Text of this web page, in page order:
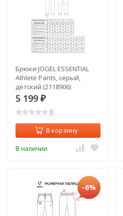
Брюки JOGEL ESSENTIAL
Athlete Pants, серый,
детский (2118906)
5 199 ₽
0
В корзину
В наличии
-6%